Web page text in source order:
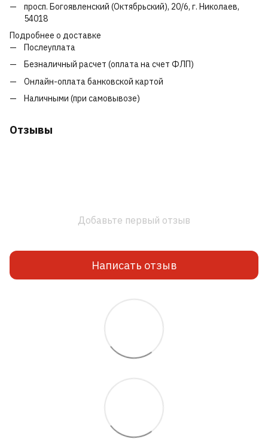
просп. Богоявленский (Октябрьский), 20/6, г. Николаев,
54018
Подробнее о доставке
Послеуплата
Безналичный расчет (оплата на счет ФЛП)
Онлайн-оплата банковской картой
Наличными (при самовывозе)
Отзывы
Добавьте первый отзыв
Написать отзыв